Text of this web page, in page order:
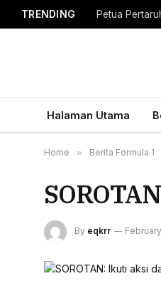
TRENDING
Halaman Utama
Home » Berita Formula 1
By eqkrr